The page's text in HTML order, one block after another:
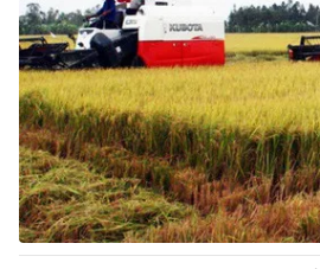
Khán giả
Giải sao mai
Sao
Làm đẹp
Chất lượng cuộc sống
Giáo dục
Tuyển sinh
Học trực tuyến
Công nghệ
Hitech Công nghệ tương lai
Sản phẩm
Thị trường
Giao lưu trực tuyến
Lịch phát sóng